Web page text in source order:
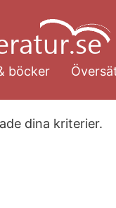
böcker
dina kriterier.